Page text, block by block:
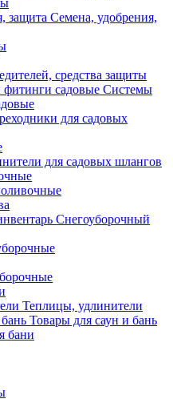
Семена, удобрения,
средства защиты
Системы
для садовых
для садовых шлангов
Снегоуборочный
Теплицы, удлинители
Товары для саун и бань
бани